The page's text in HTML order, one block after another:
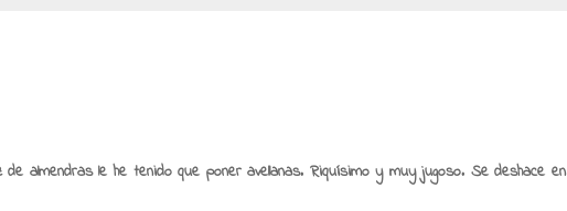
almendras le he tenido que poner avellanas. Riquísimo y muy jugoso. Se deshace en